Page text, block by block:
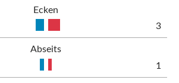
Ecken
3
Abseits
1